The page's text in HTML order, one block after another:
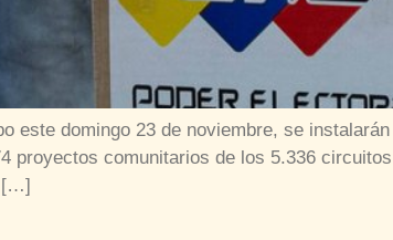
este domingo 23 de noviembre, se
proyectos comunitarios de los 5.336
[…]